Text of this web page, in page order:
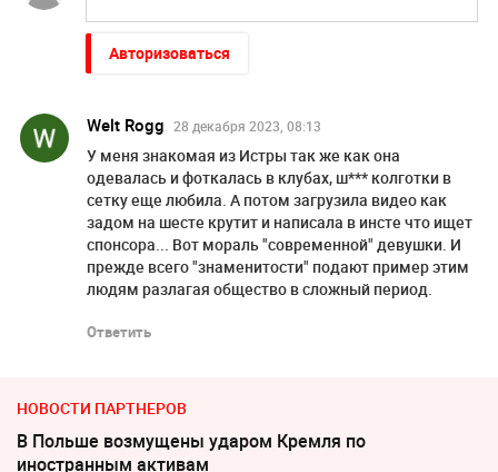
Авторизоваться
Welt Rogg 28 декабря 2023, 08:13
У меня знакомая из Истры так же как она
одевалась и фоткалась в клубах, ш*** колготки в
сетку еще любила. А потом загрузила видео как
задом на шесте крутит и написала в инсте что ищет
спонсора... Вот мораль "современной" девушки. И
прежде всего "знаменитости" подают пример этим
людям разлагая общество в сложный период.
Ответить
НОВОСТИ ПАРТНЕРОВ
В Польше возмущены ударом Кремля по
иностранным активам